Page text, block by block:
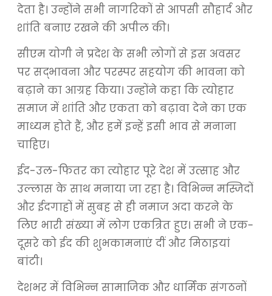
देता है। उन्होंने सभी नागरिकों से आपसी सौहार्द और
शांति बनाए रखने की अपील की।
सीएम योगी ने प्रदेश के सभी लोगों से इस अवसर
पर सद्भावना और परस्पर सहयोग की भावना को
बढ़ाने का आग्रह किया। उन्होंने कहा कि त्योहार
समाज में शांति और एकता को बढ़ावा देने का एक
माध्यम होते हैं, और हमें इन्हें इसी भाव से मनाना
चाहिए।
ईद-उल-फितर का त्योहार पूरे देश में उत्साह और
उल्लास के साथ मनाया जा रहा है। विभिन्न मस्जिदों
और ईदगाहों में सुबह से ही नमाज अदा करने के
लिए भारी संख्या में लोग एकत्रित हुए। सभी ने एक-
दूसरे को ईद की शुभकामनाएं दीं और मिठाइयां
बांटी।
देशभर में विभिन्न सामाजिक और धार्मिक संगठनों